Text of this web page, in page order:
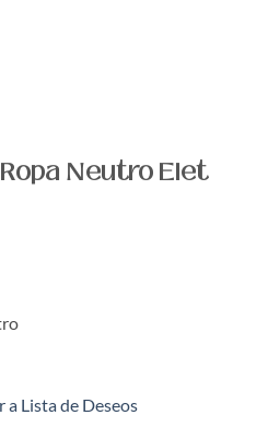
Neutro Elet
a Lista de Deseos